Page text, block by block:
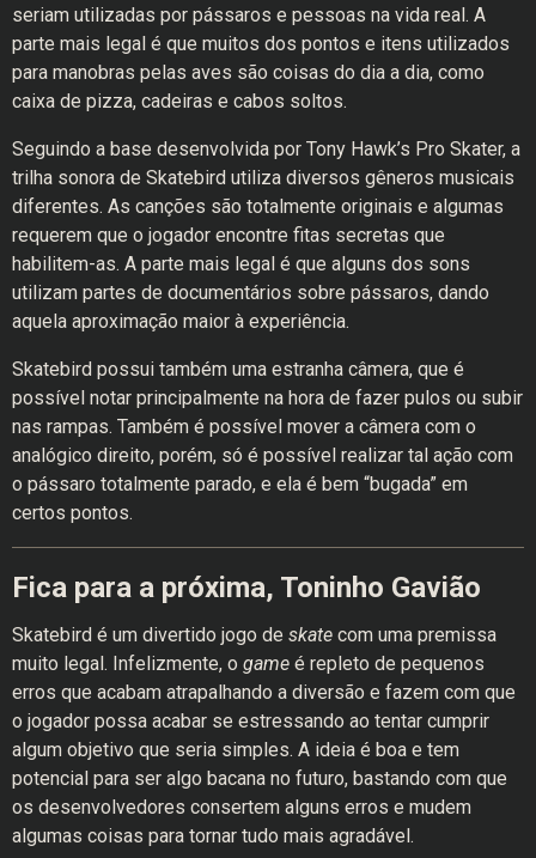
seriam utilizadas por pássaros e pessoas na vida real. A
parte mais legal é que muitos dos pontos e itens utilizados
para manobras pelas aves são coisas do dia a dia, como
caixa de pizza, cadeiras e cabos soltos.
Seguindo a base desenvolvida por Tony Hawk’s Pro Skater, a
trilha sonora de Skatebird utiliza diversos gêneros musicais
diferentes. As canções são totalmente originais e algumas
requerem que o jogador encontre fitas secretas que
habilitem-as. A parte mais legal é que alguns dos sons
utilizam partes de documentários sobre pássaros, dando
aquela aproximação maior à experiência.
Skatebird possui também uma estranha câmera, que é
possível notar principalmente na hora de fazer pulos ou subir
nas rampas. Também é possível mover a câmera com o
analógico direito, porém, só é possível realizar tal ação com
o pássaro totalmente parado, e ela é bem “bugada” em
certos pontos.
Fica para a próxima, Toninho Gavião
Skatebird é um divertido jogo de skate com uma premissa
muito legal. Infelizmente, o game é repleto de pequenos
erros que acabam atrapalhando a diversão e fazem com que
o jogador possa acabar se estressando ao tentar cumprir
algum objetivo que seria simples. A ideia é boa e tem
potencial para ser algo bacana no futuro, bastando com que
os desenvolvedores consertem alguns erros e mudem
algumas coisas para tornar tudo mais agradável.